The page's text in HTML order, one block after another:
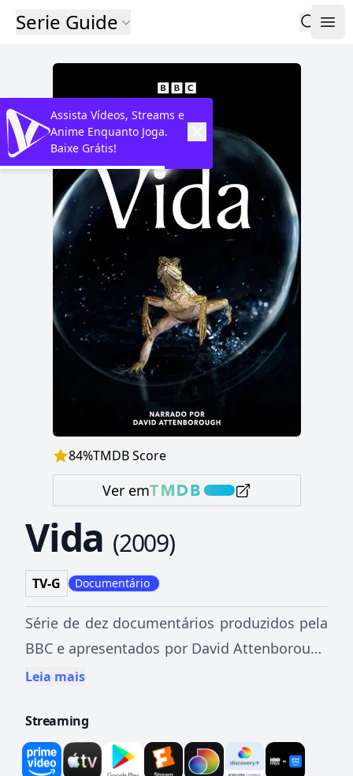
Serie Guide
84%TMDB Score
Ver em
Vida (2009)
TV-G Documentário
Série de dez documentários produzidos pela
BBC e apresentados por David Attenborough
sobre os extraordinários padrões do
utilizam para sobreviver.
Leia mais
Streaming
Assista Vídeos, Streams e
Anime Enquanto Joga.
Baixe Grátis!